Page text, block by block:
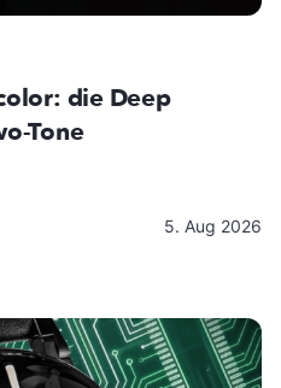
die Deep
Tone
5. Aug 2026